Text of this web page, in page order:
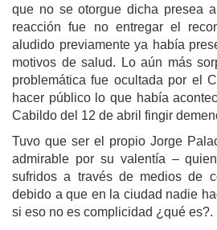
que no se otorgue dicha presea
reacción fue no entregar el
aludido previamente ya había
motivos de salud. Lo aún más
problemática fue ocultada por el
hacer público lo que había
Cabildo del 12 de abril fingir
Tuvo que ser el propio Jorge
admirable por su valentía –
sufridos a través de medios de
debido a que en la ciudad nadie
si eso no es complicidad ¿qué es?.